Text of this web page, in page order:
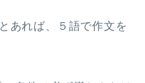
とあれば、５語で作文を